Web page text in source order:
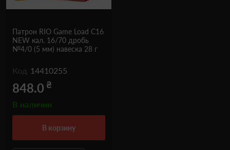
Патрон RIO Game Load C16
NEW кал. 16/70 дробь
№4/0 (5 мм) навеска 28 г
Код 14410255
848.0 ₴
В наличии
в корзину